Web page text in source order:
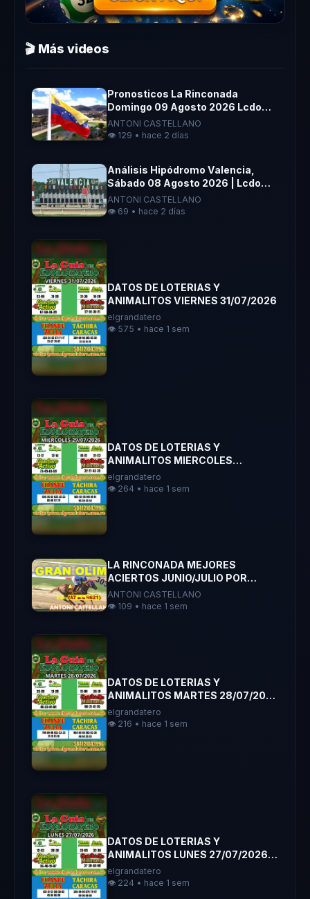
🎬 Más videos
Pronosticos La Rinconada
Domingo 09 Agosto 2026 Lcdo
Antoni Castellano
ANTONI CASTELLANO
👁️ 129 • hace 2 días
Análisis Hipódromo Valencia,
Sábado 08 Agosto 2026 | Lcdo
Antoni Castellano |
ANTONI CASTELLANO
👁️ 69 • hace 2 días
DATOS DE LOTERIAS Y
ANIMALITOS VIERNES 31/07/2026
elgrandatero
👁️ 575 • hace 1 sem
DATOS DE LOTERIAS Y
ANIMALITOS MIERCOLES
29/07/2026 ELGRANDATERO
JOSE EREU
elgrandatero
👁️ 264 • hace 1 sem
LA RINCONADA MEJORES
ACIERTOS JUNIO/JULIO POR
ANTONI CASTELLANO
ANTONI CASTELLANO
👁️ 109 • hace 1 sem
DATOS DE LOTERIAS Y
ANIMALITOS MARTES 28/07/2026
ELGRANDATERO JOSE EREU
elgrandatero
👁️ 216 • hace 1 sem
DATOS DE LOTERIAS Y
ANIMALITOS LUNES 27/07/2026
ELGRANDATERO JOSE EREU
elgrandatero
👁️ 224 • hace 1 sem